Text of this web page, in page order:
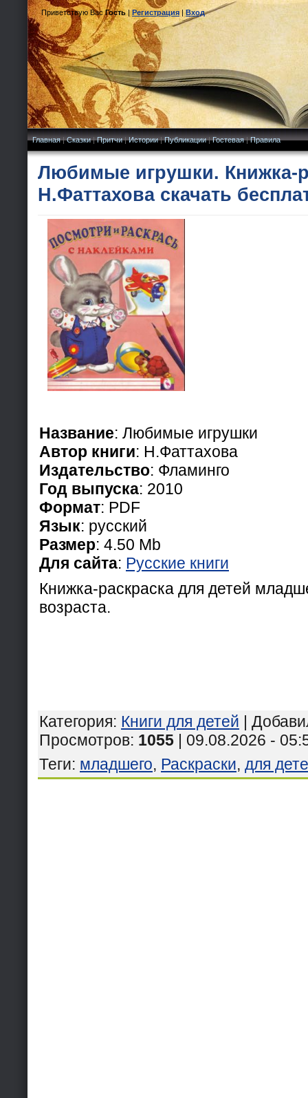
Приветствую Вас Гость|Регистрация|Вход
Главная|Сказки|Притчи|Истории|Публикации|Гостевая|Правила
Любимые игрушки. Книжка-
Н.Фаттахова скачать
Название: Любимые игрушки
Автор книги: Н.Фаттахова
Издательство: Фламинго
Год выпуска: 2010
Формат: PDF
Язык: русский
Размер: 4.50 Mb
Для сайта: Русские книги
Книжка-раскраска для детей
возраста.
Категория: Книги для детей |
Просмотров: 1055 | 09.08.2026 -
Теги: младшего, Раскраски, для